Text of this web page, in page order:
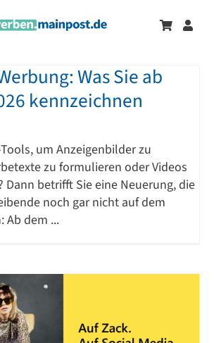
Was Sie ab
kennzeichnen
um Anzeigenbilder zu
zu formulieren oder Videos
Dann betrifft Sie eine Neuerung, die
noch gar nicht auf dem
Ab dem ...